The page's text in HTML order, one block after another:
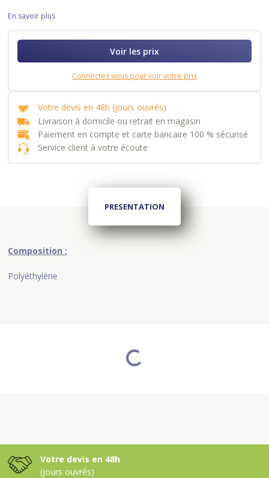
En savoir plus
Voir les prix
Connectez-vous pour voir votre prix
Votre devis en 48h (jours ouvrés)
Livraison à domicile ou retrait en magasin
Paiement en compte et carte bancaire 100 % sécurisé
Service client à votre écoute
PRESENTATION
Composition :
Polyéthylène
Votre devis en 48h
(jours ouvrés)